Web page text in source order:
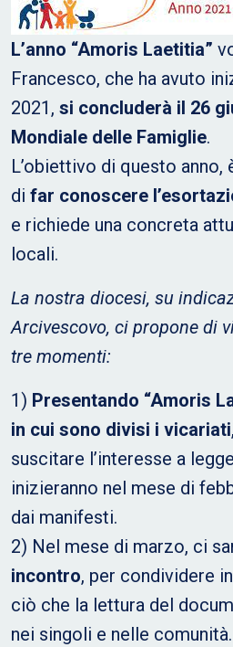
L’anno “Amoris Laetitia”
Francesco, che ha avuto
2021, si concluderà il 26
Mondiale delle Famiglie.
L’obiettivo di questo
di far conoscere
e richiede una concreta
locali.
La nostra diocesi, su
Arcivescovo, ci propone di
tre momenti:
1) Presentando “Amoris
in cui sono divisi i vicariati
suscitare l’interesse a
inizieranno nel mese di
dai manifesti.
2) Nel mese di marzo, ci
incontro, per condividere
ciò che la lettura del
nei singoli e nelle comunità.